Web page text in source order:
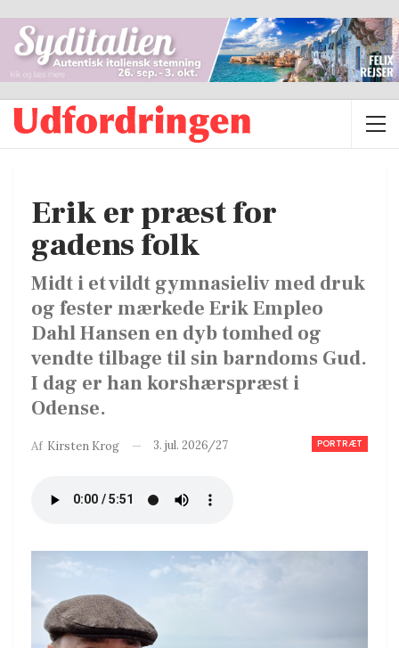
Erik er præst for
gadens folk
Midt i et vildt gymnasieliv med druk
og fester mærkede Erik Empleo
Dahl Hansen en dyb tomhed og
vendte tilbage til sin barndoms Gud.
I dag er han korshærspræst i
Odense.
PORTRÆT
Af Kirsten Krog 3. jul. 2026/27